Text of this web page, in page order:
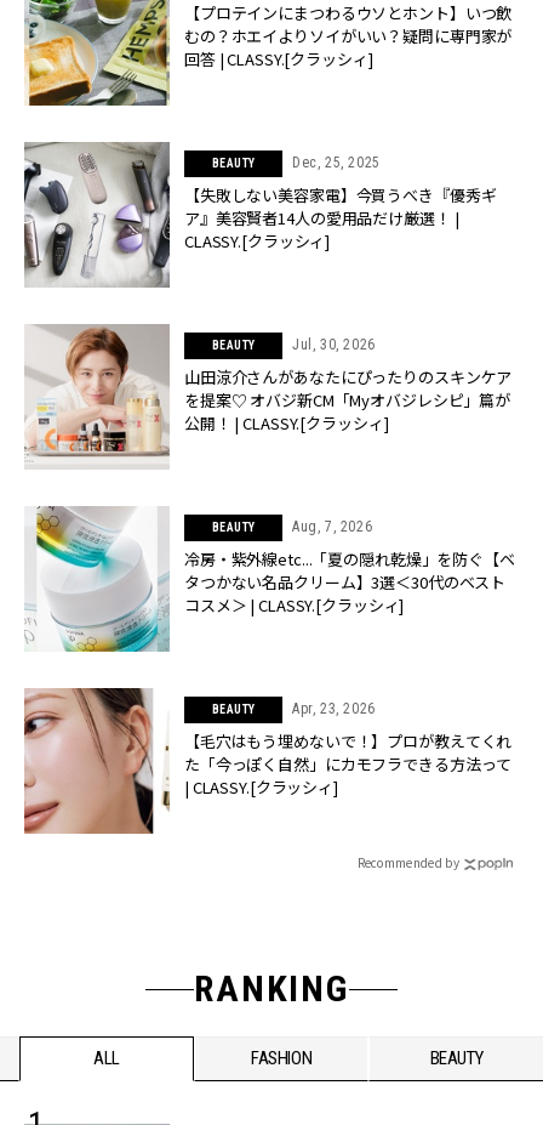
【プロテインにまつわるウソとホント】いつ飲
むの？ホエイよりソイがいい？疑問に専門家が
回答 | CLASSY.[クラッシィ]
BEAUTY Dec, 25, 2025
【失敗しない美容家電】今買うべき『優秀ギ
ア』美容賢者14人の愛用品だけ厳選！ |
CLASSY.[クラッシィ]
BEAUTY Jul, 30, 2026
山田涼介さんがあなたにぴったりのスキンケア
を提案♡ オバジ新CM「Myオバジレシピ」篇が
公開！ | CLASSY.[クラッシィ]
BEAUTY Aug, 7, 2026
冷房・紫外線etc...「夏の隠れ乾燥」を防ぐ【ベ
タつかない名品クリーム】3選＜30代のベスト
コスメ＞ | CLASSY.[クラッシィ]
BEAUTY Apr, 23, 2026
【毛穴はもう埋めないで！】プロが教えてくれ
た「今っぽく自然」にカモフラできる方法って
| CLASSY.[クラッシィ]
Recommended by
RANKING
ALL FASHION BEAUTY